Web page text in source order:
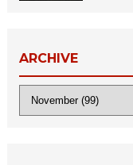
ARCHIVE